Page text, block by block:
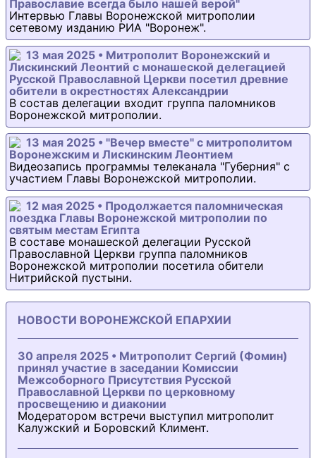
Православие всегда было нашей верой"
Интервью Главы Воронежской митрополии
сетевому изданию РИА "Воронеж".
13 мая 2025 • Митрополит Воронежский и
Лискинский Леонтий с монашеской делегацией
Русской Православной Церкви посетил древние
обители в окрестностях Александрии
В состав делегации входит группа паломников
Воронежской митрополии.
13 мая 2025 • "Вечер вместе" с митрополитом
Воронежским и Лискинским Леонтием
Видеозапись программы телеканала "Губерния" с
участием Главы Воронежской митрополии.
12 мая 2025 • Продолжается паломническая
поездка Главы Воронежской митрополии по
святым местам Египта
В составе монашеской делегации Русской
Православной Церкви группа паломников
Воронежской митрополии посетила обители
Нитрийской пустыни.
НОВОСТИ ВОРОНЕЖСКОЙ ЕПАРХИИ
30 апреля 2025 • Митрополит Сергий (Фомин)
принял участие в заседании Комиссии
Межсоборного Присутствия Русской
Православной Церкви по церковному
просвещению и диаконии
Модератором встречи выступил митрополит
Калужский и Боровский Климент.